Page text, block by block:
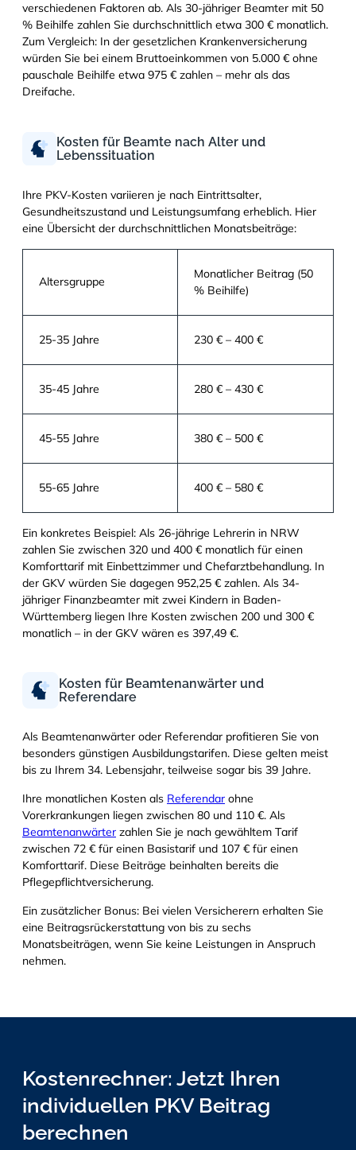
verschiedenen Faktoren ab. Als 30-jähriger Beamter mit 50
% Beihilfe zahlen Sie durchschnittlich etwa 300 € monatlich.
Zum Vergleich: In der gesetzlichen Krankenversicherung
würden Sie bei einem Bruttoeinkommen von 5.000 € ohne
pauschale Beihilfe etwa 975 € zahlen – mehr als das
Dreifache.
Kosten für Beamte nach Alter und
Lebenssituation
Ihre PKV-Kosten variieren je nach Eintrittsalter,
Gesundheitszustand und Leistungsumfang erheblich. Hier
eine Übersicht der durchschnittlichen Monatsbeiträge:
Altersgruppe
Monatlicher Beitrag (50
% Beihilfe)
25-35 Jahre 230 € – 400 €
35-45 Jahre 280 € – 430 €
45-55 Jahre 380 € – 500 €
55-65 Jahre 400 € – 580 €
Ein konkretes Beispiel: Als 26-jährige Lehrerin in NRW
zahlen Sie zwischen 320 und 400 € monatlich für einen
Komforttarif mit Einbettzimmer und Chefarztbehandlung. In
der GKV würden Sie dagegen 952,25 € zahlen. Als 34-
jähriger Finanzbeamter mit zwei Kindern in Baden-
Württemberg liegen Ihre Kosten zwischen 200 und 300 €
monatlich – in der GKV wären es 397,49 €.
Kosten für Beamtenanwärter und
Referendare
Als Beamtenanwärter oder Referendar profitieren Sie von
besonders günstigen Ausbildungstarifen. Diese gelten meist
bis zu Ihrem 34. Lebensjahr, teilweise sogar bis 39 Jahre.
Ihre monatlichen Kosten als Referendar ohne
Vorerkrankungen liegen zwischen 80 und 110 €. Als
Beamtenanwärter zahlen Sie je nach gewähltem Tarif
zwischen 72 € für einen Basistarif und 107 € für einen
Komforttarif. Diese Beiträge beinhalten bereits die
Pflegepflichtversicherung.
Ein zusätzlicher Bonus: Bei vielen Versicherern erhalten Sie
eine Beitragsrückerstattung von bis zu sechs
Monatsbeiträgen, wenn Sie keine Leistungen in Anspruch
nehmen.
Kostenrechner: Jetzt Ihren
individuellen PKV Beitrag
berechnen